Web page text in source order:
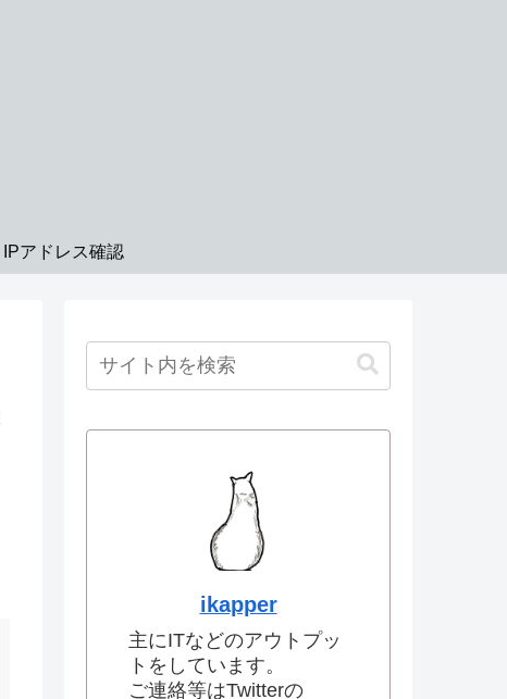
IPアドレス確認
ikapper
主にITなどのアウトプッ
トをしています。
ご連絡等はTwitterの